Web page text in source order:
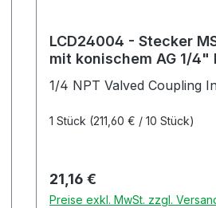
LCD24004 - Stecker
mit konischem AG 1/4"
1/4 NPT Valved Coupling
1 Stück (211,60 € / 10 Stück)
Regulärer Preis:
21,16 €
Preise exkl. MwSt. zzgl.